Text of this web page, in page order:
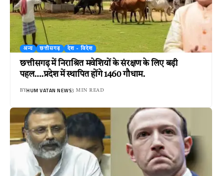
अन्य छत्तीसगढ़ देश - विदेश
छत्तीसगढ़ में निराश्रित मवेशियों के संरक्षण के लिए बड़ी
पहल….प्रदेश में स्थापित होंगे 1460 गौधाम.
BYHUM VATAN NEWS3 MIN READ